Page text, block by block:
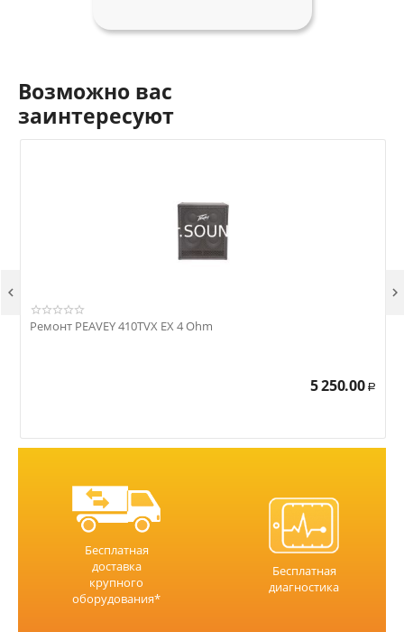
Возможно вас
заинтересуют
Ремонт PEAVEY 410TVX EX 4 Ohm
5 250.00 Р
 
Бесплатная
доставка
крупного
оборудования*
Бесплатная
диагностика